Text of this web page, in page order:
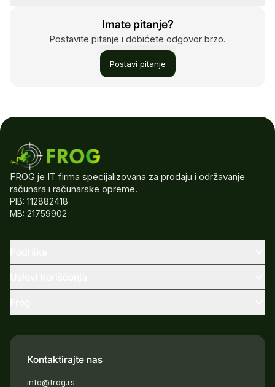
Imate pitanje?
Postavite pitanje i dobićete odgovor brzo.
Postavi pitanje
FROG je IT firma specijalizovana za prodaju i održavanje
računara i računarske opreme.
PIB: 112882418
MB: 21759902
Kontaktirajte nas
info@frog.rs